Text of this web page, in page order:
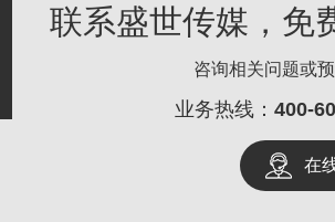
联系盛世传媒，免
咨询相关问题或
业务热线： 400-
在